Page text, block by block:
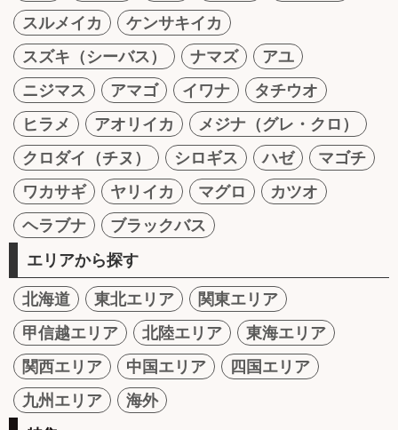
スルメイカ
ケンサキイカ
スズキ（シーバス）
ナマズ
アユ
ニジマス
アマゴ イワナ
タチウオ
ヒラメ
アオリイカ
メジナ（グレ・クロ）
クロダイ（チヌ）
シロギス ハゼ
マゴチ
ワカサギ
ヤリイカ マグロ
カツオ
ヘラブナ
ブラックバス
エリアから探す
北海道 東北エリア
関東エリア
甲信越エリア
北陸エリア
東海エリア
関西エリア
中国エリア
四国エリア
九州エリア
海外